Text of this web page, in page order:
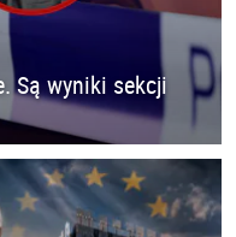
Są wyniki sekcji